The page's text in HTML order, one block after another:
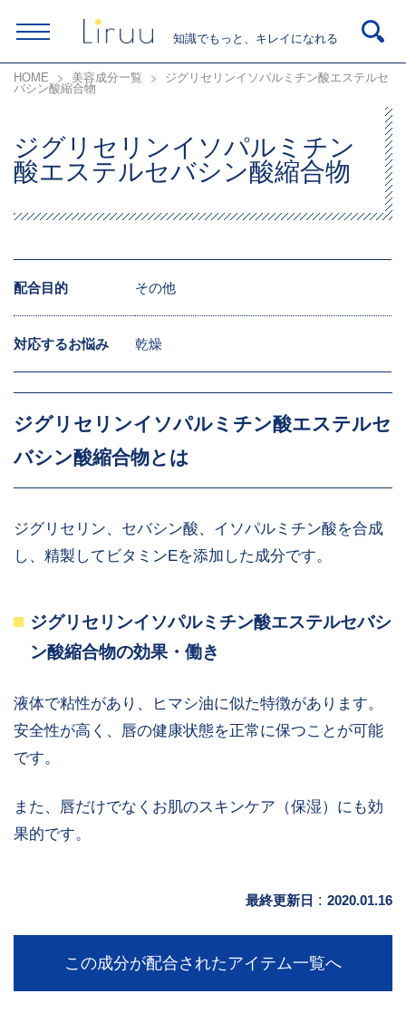
知識でもっと、キレイになれる
HOME 美容成分一覧
ジグリセリンイソパルミチン酸エステルセ
バシン酸縮合物
ジグリセリンイソパルミチン
酸エステルセバシン酸縮合物
配合目的 その他
対応するお悩み 乾燥
ジグリセリンイソパルミチン酸エステルセ
バシン酸縮合物とは
ジグリセリン、セバシン酸、イソパルミチン酸を合成
し、精製してビタミンEを添加した成分です。
ジグリセリンイソパルミチン酸エステルセバシ
ン酸縮合物の効果・働き
液体で粘性があり、ヒマシ油に似た特徴があります。
安全性が高く、唇の健康状態を正常に保つことが可能
です。
また、唇だけでなくお肌のスキンケア（保湿）にも効
果的です。
最終更新日 : 2020.01.16
この成分が配合されたアイテム一覧へ